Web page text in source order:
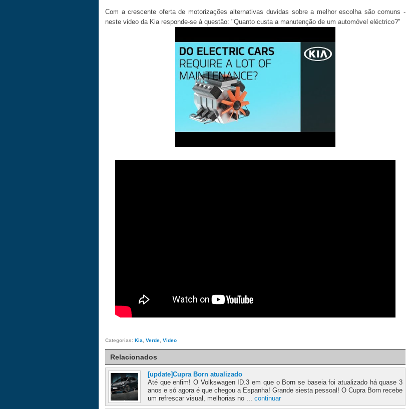
Com a crescente oferta de motorizações alternativas duvidas sobre a melhor escolha são comuns -
neste video da Kia responde-se à questão: "Quanto custa a manutenção de um automóvel eléctrico?"
Categorias: Kia Verde Video
Relacionados
[update]Cupra Born atualizado
Até que enfim! O Volkswagen ID.3 em que o Born se baseia foi atualizado há quase 3
anos e só agora é que chegou a Espanha! Grande siesta pessoal! O Cupra Born recebe
um refrescar visual, melhorias no ... continuar